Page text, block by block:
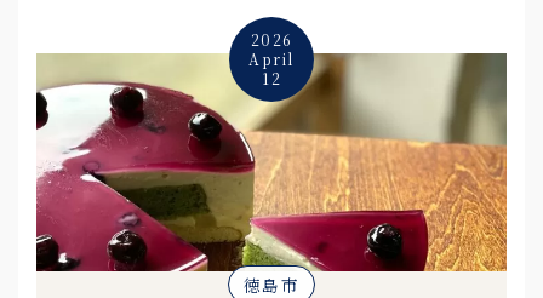
2026
April
12
徳島市